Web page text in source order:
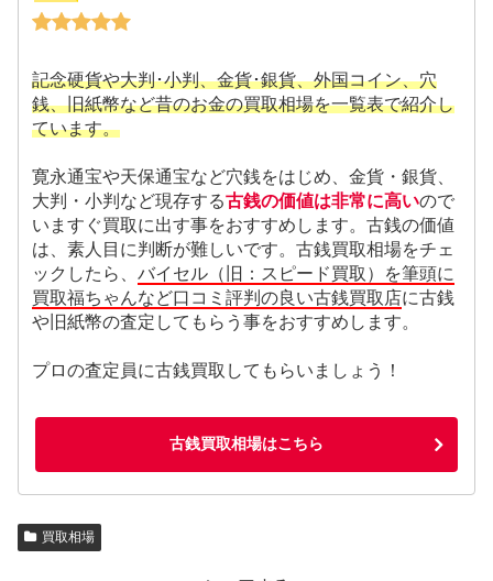
記念硬貨や大判･小判、金貨･銀貨、外国コイン、穴
銭、旧紙幣など昔のお金の買取相場を一覧表で紹介し
ています。
寛永通宝や天保通宝など穴銭をはじめ、金貨・銀貨、
大判・小判など現存する古銭の価値は非常に高いので
いますぐ買取に出す事をおすすめします。古銭の価値
は、素人目に判断が難しいです。古銭買取相場をチェ
ックしたら、バイセル（旧：スピード買取）を筆頭に
買取福ちゃんなど口コミ評判の良い古銭買取店に古銭
や旧紙幣の査定してもらう事をおすすめします。
プロの査定員に古銭買取してもらいましょう！
古銭買取相場はこちら
買取相場